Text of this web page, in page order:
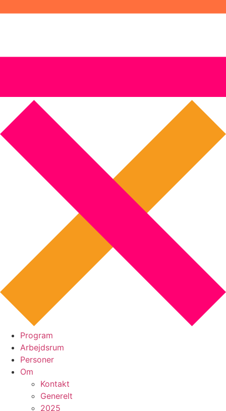
Program
Arbejdsrum
Personer
Om
Kontakt
Generelt
2025